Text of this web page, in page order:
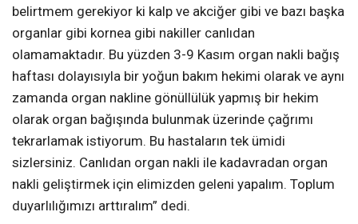
belirtmem gerekiyor ki kalp ve akciğer gibi ve bazı başka
organlar gibi kornea gibi nakiller canlıdan
olamamaktadır. Bu yüzden 3-9 Kasım organ nakli bağış
haftası dolayısıyla bir yoğun bakım hekimi olarak ve aynı
zamanda organ nakline gönüllülük yapmış bir hekim
olarak organ bağışında bulunmak üzerinde çağrımı
tekrarlamak istiyorum. Bu hastaların tek ümidi
sizlersiniz. Canlıdan organ nakli ile kadavradan organ
nakli geliştirmek için elimizden geleni yapalım. Toplum
duyarlılığımızı arttıralım” dedi.